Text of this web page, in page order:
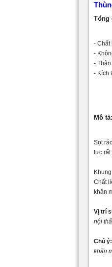
Tổng
- Chất
-
-
- Kích
Mô tả:
Sọt
lực
Chất
khăn
Vị trí
nội
Chú ý:
khăn